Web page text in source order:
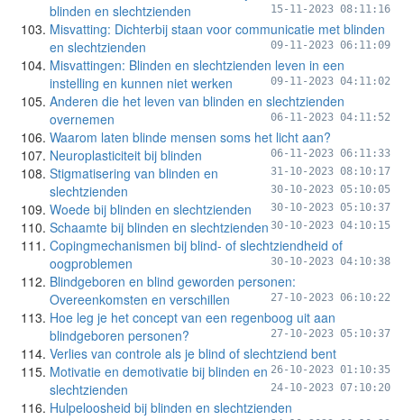
blinden en slechtzienden
15-11-2023 08:11:16
Misvatting: Dichterbij staan voor communicatie met blinden
en slechtzienden
09-11-2023 06:11:09
Misvattingen: Blinden en slechtzienden leven in een
instelling en kunnen niet werken
09-11-2023 04:11:02
Anderen die het leven van blinden en slechtzienden
overnemen
06-11-2023 04:11:52
Waarom laten blinde mensen soms het licht aan?
06-11-2023 06:11:33
Neuroplasticiteit bij blinden
31-10-2023 08:10:17
Stigmatisering van blinden en
slechtzienden
30-10-2023 05:10:05
Woede bij blinden en slechtzienden 30-10-2023 05:10:37
Schaamte bij blinden en slechtzienden 30-10-2023 04:10:15
Copingmechanismen bij blind- of slechtziendheid of
oogproblemen
30-10-2023 04:10:38
Blindgeboren en blind geworden personen:
Overeenkomsten en verschillen
27-10-2023 06:10:22
Hoe leg je het concept van een regenboog uit aan
blindgeboren personen?
27-10-2023 05:10:37
Verlies van controle als je blind of slechtziend bent
26-10-2023 01:10:35
Motivatie en demotivatie bij blinden en
slechtzienden
24-10-2023 07:10:20
Hulpeloosheid bij blinden en slechtzienden